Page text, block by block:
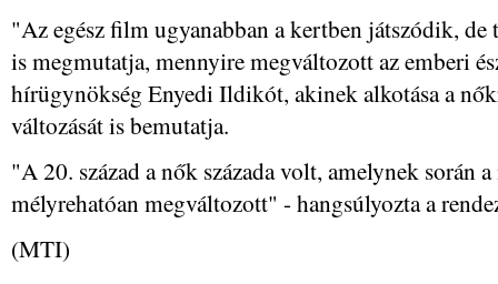
"Az egész film ugyanabban a kertben játszódik,
is megmutatja, mennyire megváltozott az emberi
hírügynökség Enyedi Ildikót, akinek alkotása a
változását is bemutatja.
"A 20. század a nők százada volt, amelynek során
mélyrehatóan megváltozott" - hangsúlyozta a
(MTI)